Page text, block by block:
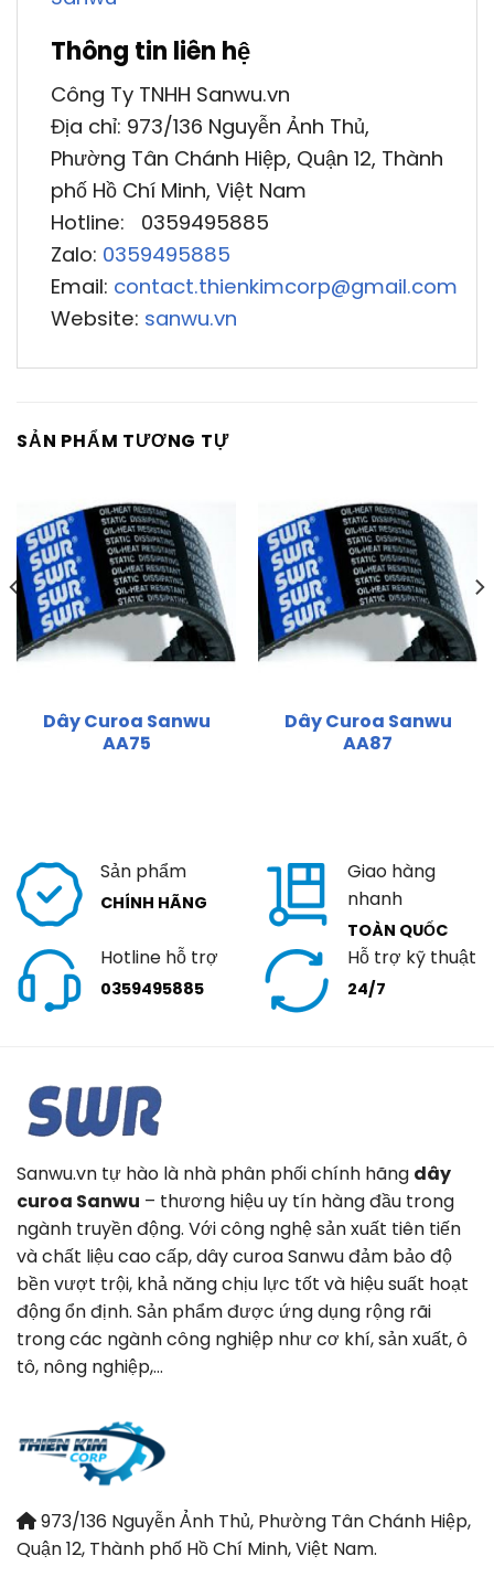
Thông tin liên hệ
Công Ty TNHH Sanwu.vn
Địa chỉ: 973/136 Nguyễn Ảnh Thủ,
Phường Tân Chánh Hiệp, Quận 12, Thành
phố Hồ Chí Minh, Việt Nam
Hotline: 0359495885
Zalo: 0359495885
Email: contact.thienkimcorp@gmail.com
Website: sanwu.vn
SẢN PHẨM TƯƠNG TỰ
Dây Curoa Sanwu
AA75
Dây Curoa Sanwu
AA87
Sản phẩm
CHÍNH HÃNG
Giao hàng
nhanh
TOÀN QUỐC
Hotline hỗ trợ
0359495885
Hỗ trợ kỹ thuật
24/7
Sanwu.vn tự hào là nhà phân phối chính hãng dây
curoa Sanwu – thương hiệu uy tín hàng đầu trong
ngành truyền động. Với công nghệ sản xuất tiên tiến
và chất liệu cao cấp, dây curoa Sanwu đảm bảo độ
bền vượt trội, khả năng chịu lực tốt và hiệu suất hoạt
động ổn định. Sản phẩm được ứng dụng rộng rãi
trong các ngành công nghiệp như cơ khí, sản xuất, ô
tô, nông nghiệp,…
973/136 Nguyễn Ảnh Thủ, Phường Tân Chánh Hiệp,
Quận 12, Thành phố Hồ Chí Minh, Việt Nam.